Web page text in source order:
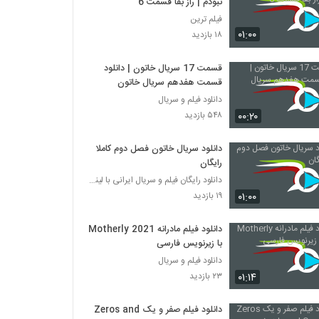
۰۱:۰۰
فیلم ترین
۱۸ بازدید
۰۰:۲۰
قسمت 17 سریال خاتون | دانلود
قسمت هفدهم سریال خاتون
دانلود فیلم و سریال
۵۴۸ بازدید
۰۱:۰۰
دانلود سریال خاتون فصل دوم کاملا
رایگان
دانلود رایگان فیلم و سریال ایرانی با لینک مستقیم
۱۹ بازدید
۰۱:۱۴
دانلود فیلم مادرانه Motherly 2021
با زیرنویس فارسی
دانلود فیلم و سریال
۲۳ بازدید
دانلود فیلم صفر و یک Zeros and